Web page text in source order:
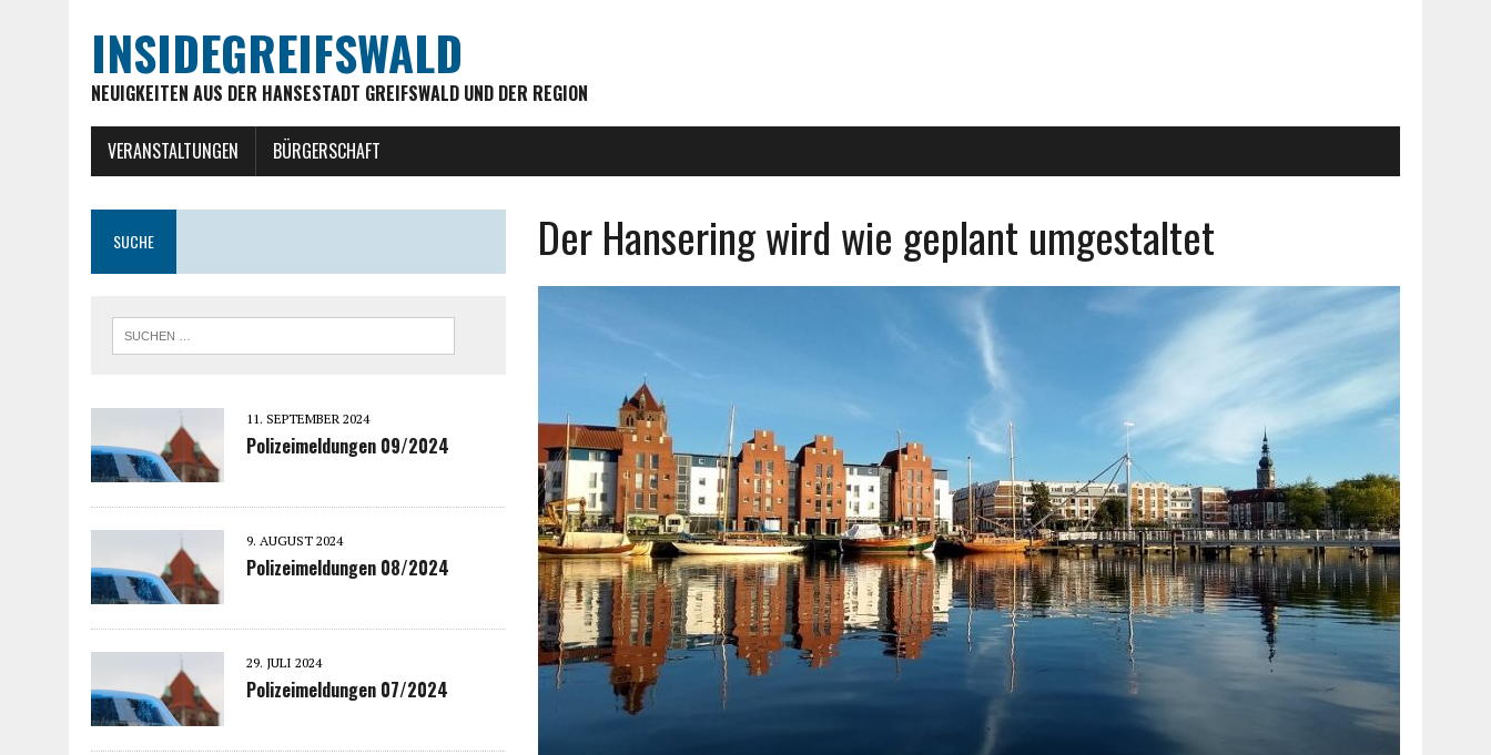
INSIDEGREIFSWALD
NEUIGKEITEN AUS DER HANSESTADT GREIFSWALD UND DER REGION
VERANSTALTUNGEN BÜRGERSCHAFT
Der Hansering wird wie geplant umgestaltet
SUCHE
11. SEPTEMBER 2024
Polizeimeldungen 09/2024
9. AUGUST 2024
Polizeimeldungen 08/2024
29. JULI 2024
Polizeimeldungen 07/2024